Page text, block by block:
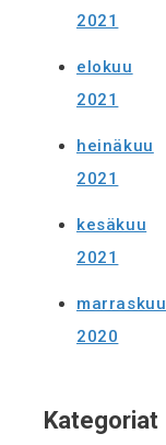
2021
elokuu
2021
heinäkuu
2021
kesäkuu
2021
marraskuu
2020
Kategoriat